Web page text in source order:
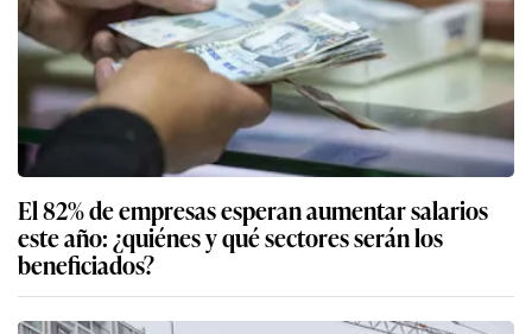
El 82% de empresas esperan aumentar salarios
este año: ¿quiénes y qué sectores serán los
beneficiados?